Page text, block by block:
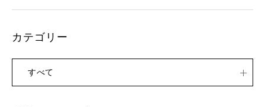
カテゴリー
すべて